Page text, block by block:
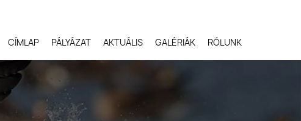
CÍMLAP PÁLYÁZAT AKTUÁLIS GALÉRIÁK RÓLUNK